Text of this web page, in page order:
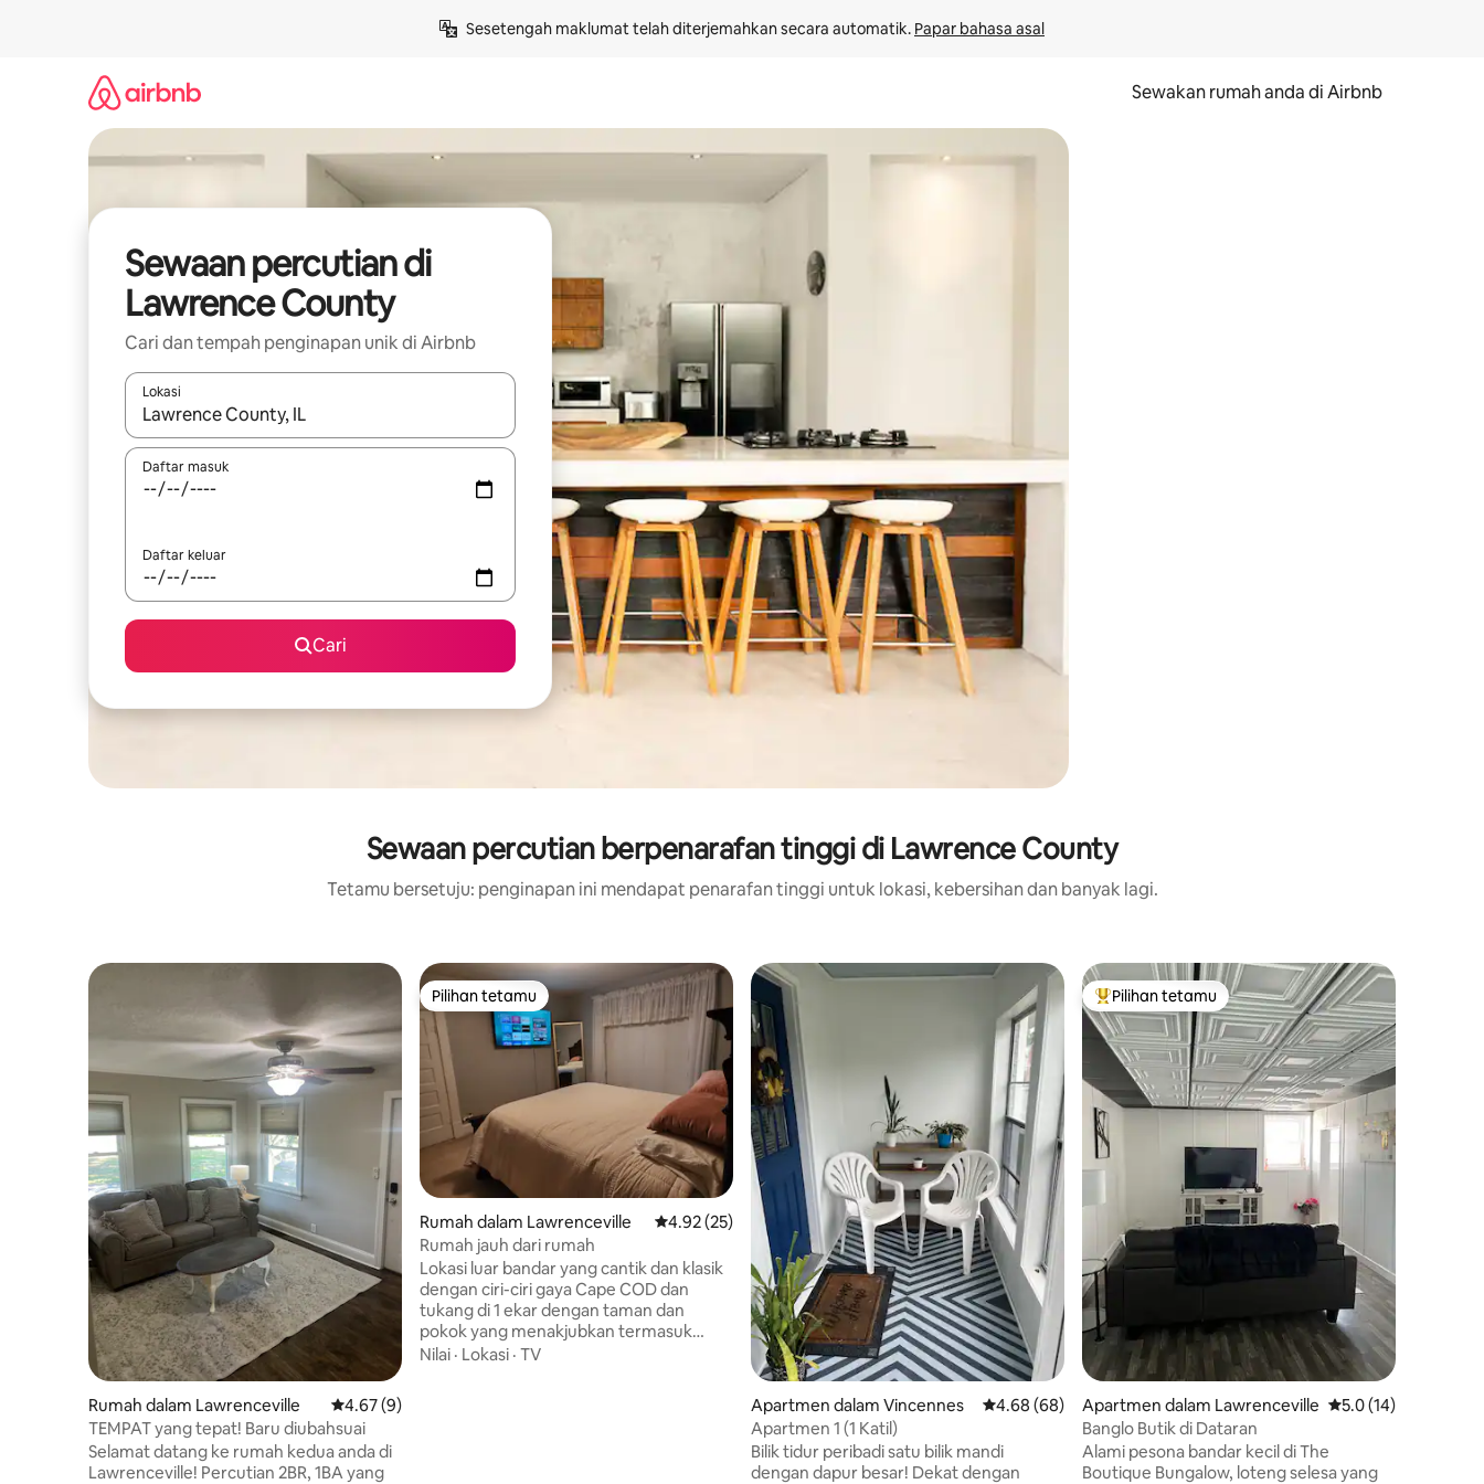
Sesetengah maklumat telah diterjemahkan secara automatik. Papar bahasa asal
Sewakan rumah anda di Airbnb
Sewaan percutian di
Lawrence County
Cari dan tempah penginapan unik di Airbnb
Lokasi
Apabila hasil tersedia, navigasi dengan kekunci anak panah atas dan bawah atau teroka dengan sentuhan atau gerak leret.
Daftar masuk
Daftar keluar
Cari
Sewaan percutian berpenarafan tinggi di Lawrence County
Tetamu bersetuju: penginapan ini mendapat penarafan tinggi untuk lokasi, kebersihan dan banyak lagi.
Rumah dalam Lawrenceville Penarafan purata 4.67 daripada 5, 9 ulasan
4.67 (9)
TEMPAT yang tepat! Baru diubahsuai
Selamat datang ke rumah kedua anda di
Lawrenceville! Percutian 2BR, 1BA yang
Pilihan tetamu
Pilihan tetamu
Rumah dalam Lawrenceville Penarafan purata 4.92 daripada 5, 25 ulasan
4.92 (25)
Rumah jauh dari rumah
Lokasi luar bandar yang cantik dan klasik
dengan ciri-ciri gaya Cape COD dan
tukang di 1 ekar dengan taman dan
pokok yang menakjubkan termasuk
walnut, 3 pokok ceri, dan blackberry.
Nilai · Lokasi · TV
Apartmen dalam Vincennes Penarafan purata 4.68 daripada 5, 68 ulasan
4.68 (68)
Apartmen 1 (1 Katil)
Bilik tidur peribadi satu bilik mandi
dengan dapur besar! Dekat dengan
Pilihan utama tetamu
Pilihan tetamu
Apartmen dalam Lawrenceville Penarafan purata
5.0 (14)
Banglo Butik di Dataran
Alami pesona bandar kecil di The
Boutique Bungalow, loteng selesa yang